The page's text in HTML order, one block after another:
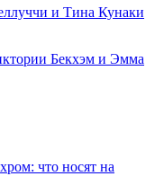
и Тина Кунаки
Бекхэм и Эмма
что носят на